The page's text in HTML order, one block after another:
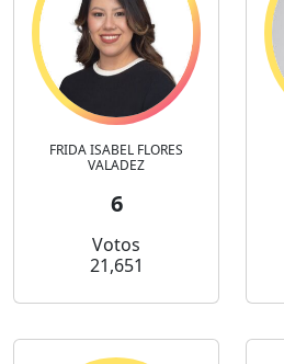
FRIDA ISABEL FLORES
VALADEZ
6
Votos
21,651